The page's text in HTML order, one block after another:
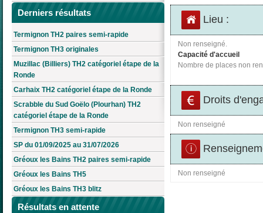
Derniers résultats
Termignon TH2 paires semi-rapide
Termignon TH3 originales
Muzillac (Billiers) TH2 catégoriel étape de la
Ronde
Carhaix TH2 catégoriel étape de la Ronde
Scrabble du Sud Goëlo (Plourhan) TH2
catégoriel étape de la Ronde
Termignon TH3 semi-rapide
SP du 01/09/2025 au 31/07/2026
Gréoux les Bains TH2 paires semi-rapide
Gréoux les Bains TH5
Gréoux les Bains TH3 blitz
Résultats en attente
Lieu :
Non renseigné.
Capacité d'accueil
Nombre de places non
Droits
Non renseigné
Non renseigné